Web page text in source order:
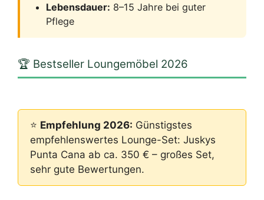
Lebensdauer: 8–15 Jahre bei guter
Pflege
🏆 Bestseller Loungemöbel 2026
⭐ Empfehlung 2026: Günstigstes
empfehlenswertes Lounge-Set: Juskys
Punta Cana ab ca. 350 € – großes Set,
sehr gute Bewertungen.